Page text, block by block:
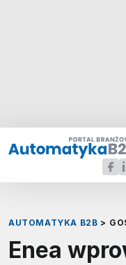
AUTOMATYKA B2B >
Enea